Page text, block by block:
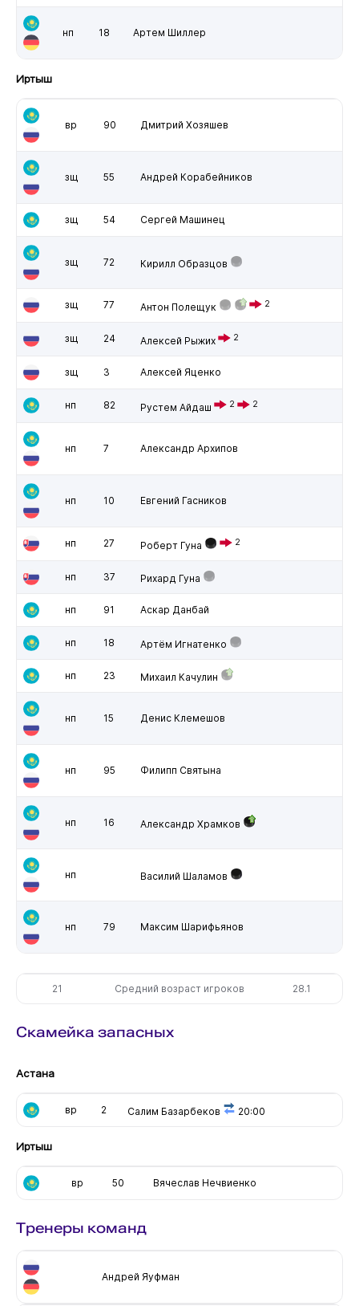
нп 18 Артем Шиллер
Иртыш
вр 90 Дмитрий Хозяшев
зщ 55 Андрей Корабейников
зщ 54 Сергей Машинец
зщ 72 Кирилл Образцов
зщ 77 Антон Полещук 2
зщ 24 Алексей Рыжих 2
зщ 3 Алексей Яценко
нп 82 Рустем Айдаш 2 2
нп 7 Александр Архипов
нп 10 Евгений Гасников
нп 27 Роберт Гуна 2
нп 37 Рихард Гуна
нп 91 Аскар Данбай
нп 18 Артём Игнатенко
нп 23 Михаил Качулин
нп 15 Денис Клемешов
нп 95 Филипп Святына
нп 16 Александр Храмков
нп Василий Шаламов
нп 79 Максим Шарифьянов
21 Средний возраст игроков 28.1
Скамейка запасных
Астана
вр 2 Салим Базарбеков 20:00
Иртыш
вр 50 Вячеслав Нечвиенко
Тренеры команд
Андрей Яуфман